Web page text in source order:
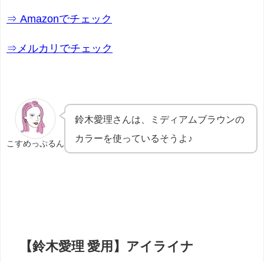
⇒ Amazonでチェック
⇒メルカリでチェック
こすめっぷるん
鈴木愛理さんは、ミディアムブラウンの
カラーを使っているそうよ♪
【鈴木愛理 愛用】アイライナ